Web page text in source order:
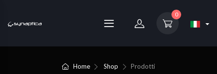
0
Home Shop Prodotti